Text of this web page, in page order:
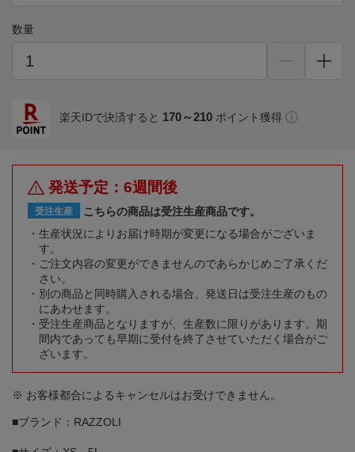
数量
楽天IDで決済すると 170～210 ポイント獲得
発送予定：6週間後
受注生産
こちらの商品は受注生産商品です。
生産状況によりお届け時期が変更になる場合がございま
す。
ご注文内容の変更ができませんのであらかじめご了承くだ
さい。
別の商品と同時購入される場合、発送日は受注生産のもの
にあわせます。
受注生産商品となりますが、生産数に限りがあります。期
間内であっても早期に受付を終了させていただく場合がご
ざいます。
※ お客様都合によるキャンセルはお受けできません。
■ブランド：RAZZOLI